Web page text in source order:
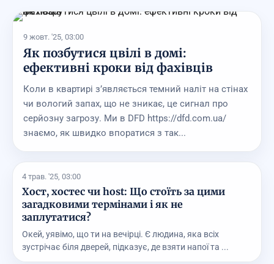
9 жовт. '25, 03:00
Як позбутися цвілі в домі:
ефективні кроки від фахівців
Коли в квартирі з’являється темний наліт на стінах
чи вологий запах, що не зникає, це сигнал про
серйозну загрозу. Ми в DFD https://dfd.com.ua/
знаємо, як швидко впоратися з так...
4 трав. '25, 03:00
Хост, хостес чи host: Що стоїть за цими
загадковими термінами і як не
заплутатися?
Окей, уявімо, що ти на вечірці. Є людина, яка всіх
зустрічає біля дверей, підказує, де взяти напої та ...